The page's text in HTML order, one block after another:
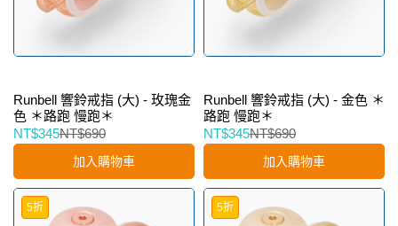
Runbell 響鈴戒指 (大) - 玫瑰金
色 ＊路跑 慢跑＊
NT$345NT$690
加入購物車
Runbell 響鈴戒指 (大) - 金色 ＊
路跑 慢跑＊
NT$345NT$690
加入購物車
5折 5折